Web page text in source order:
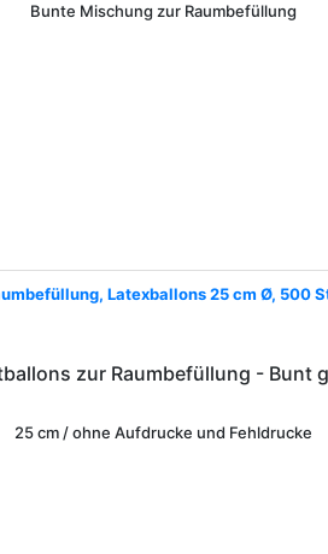
Bunte Mischung zur Raumbefüllung
Latexballons 25 cm Ø, 500
zur Raumbefüllung - Bunt
25 cm / ohne Aufdrucke und Fehldrucke